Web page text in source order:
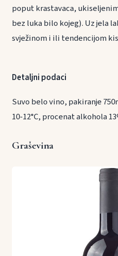
poput krastavaca,
bez luka bilo kojeg). Uz jela
svježinom i ili tendencijom
Detaljni podaci
Suvo belo vino, pakiranje
10-12°C, procenat alkohola
Graševina